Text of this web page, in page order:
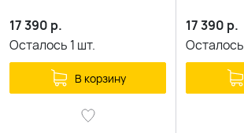
17 390 р.
Осталось 1 шт.
В корзину
17 390 р.
Осталось